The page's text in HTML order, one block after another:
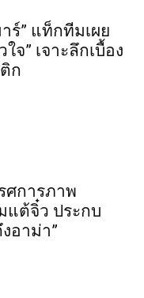
ร์” แท็กทีมเผย
จ” เจาะลึกเบื้อง
ก
การภาพ
แต้จิ๋ว ประกบ
อาม่า”